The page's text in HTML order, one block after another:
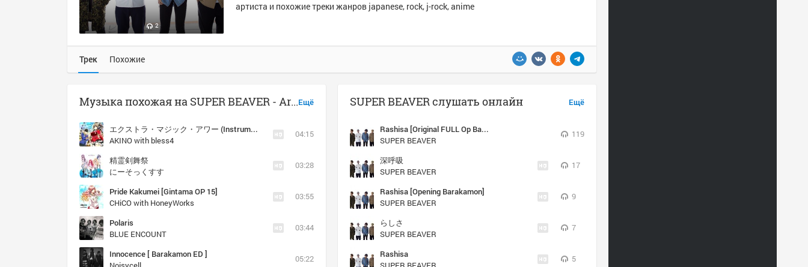
2
артиста и похожие треки жанров japanese, rock, j-rock, anime
Трек Похожие
Ещё
Музыка похожая на SUPER BEAVER - Arigatou
エクストラ・マジック・アワー (Instrumental)
AKINO with bless4
04:15
精霊剣舞祭
にーそっくすす
03:28
Pride Kakumei [Gintama OP 15]
CHiCO with HoneyWorks
03:55
Polaris
BLUE ENCOUNT
03:44
Innocence [ Barakamon ED ]
05:22
Ещё
SUPER BEAVER слушать онлайн
Rashisa [Original FULL Op Barakamon]
SUPER BEAVER
119
深呼吸
SUPER BEAVER
17
Rashisa [Opening Barakamon]
SUPER BEAVER
9
らしさ
SUPER BEAVER
7
Rashisa
5